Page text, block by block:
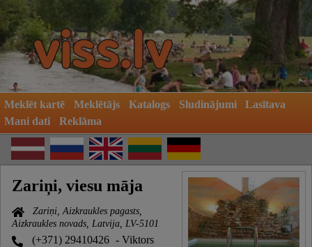
Meklēt kartē Meklētājs Katalogs Sludinājumi
Lasītava
Mani dati
Reklāma
Zariņi, viesu māja
Zariņi, Aizkraukles pagasts,
Aizkraukles novads, Latvija, LV-5101
(+371) 29410426 - Viktors